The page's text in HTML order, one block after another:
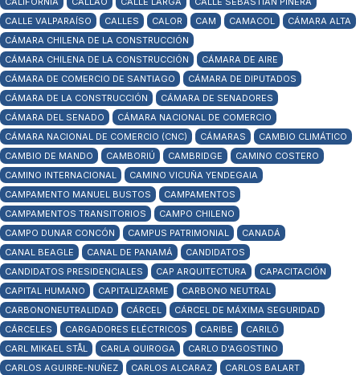
CALLE VALPARAÍSO
CALLES CALOR CAM CAMACOL
CÁMARA ALTA
CÁMARA CHILENA DE LA CONSTRUCCIÓN
CÁMARA CHILENA DE LA CONSTRUCCIÓN
CÁMARA DE AIRE
CÁMARA DE COMERCIO DE SANTIAGO
CÁMARA DE DIPUTADOS
CÁMARA DE LA CONSTRUCCIÓN
CÁMARA DE SENADORES
CÁMARA DEL SENADO
CÁMARA NACIONAL DE COMERCIO
CÁMARA NACIONAL DE COMERCIO (CNC)
CÁMARAS
CAMBIO CLIMÁTICO
CAMBIO DE MANDO
CAMBORIÚ CAMBRIDGE
CAMINO COSTERO
CAMINO INTERNACIONAL
CAMINO VICUÑA YENDEGAIA
CAMPAMENTO MANUEL BUSTOS
CAMPAMENTOS
CAMPAMENTOS TRANSITORIOS
CAMPO CHILENO
CAMPO DUNAR CONCÓN
CAMPUS PATRIMONIAL
CANADÁ
CANAL BEAGLE
CANAL DE PANAMÁ
CANDIDATOS
CANDIDATOS PRESIDENCIALES
CAP ARQUITECTURA
CAPACITACIÓN
CAPITAL HUMANO
CAPITALIZARME
CARBONO NEUTRAL
CARBONONEUTRALIDAD
CÁRCEL
CÁRCEL DE MÁXIMA SEGURIDAD
CÁRCELES
CARGADORES ELÉCTRICOS CARIBE
CARILÓ
CARL MIKAEL STÅL
CARLA QUIROGA
CARLO D'AGOSTINO
CARLOS AGUIRRE-NUÑEZ
CARLOS ALCARAZ
CARLOS BALART